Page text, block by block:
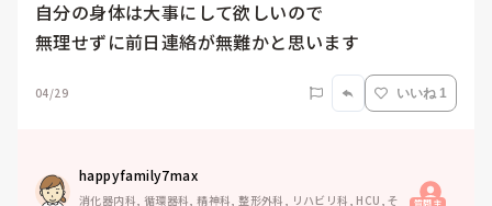
自分の身体は大事にして欲しいので
無理せずに前日連絡が無難かと思います
04/29 いいね 1
happyfamily7max
消化器内科, 循環器科, 精神科, 整形外科, リハビリ科, HCU, そ 質問主